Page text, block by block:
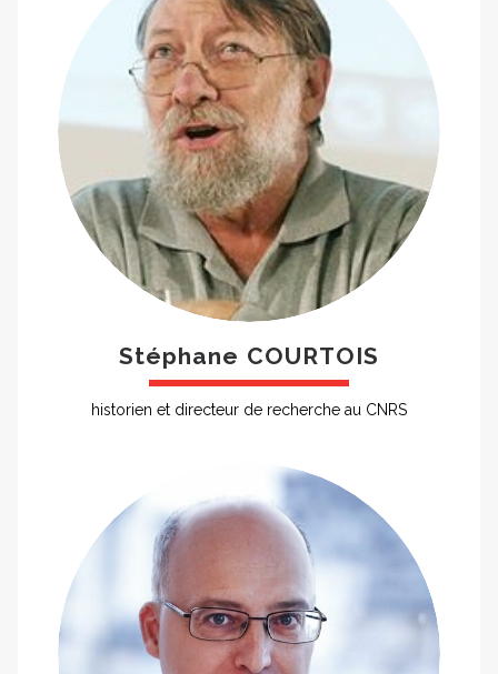
Stéphane COURTOIS
historien et directeur de recherche au CNRS